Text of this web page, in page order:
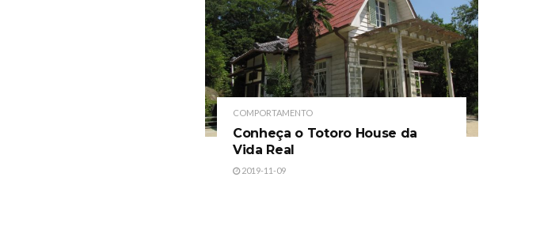
COMPORTAMENTO
Conheça o Totoro House da
Vida Real
2019-11-09